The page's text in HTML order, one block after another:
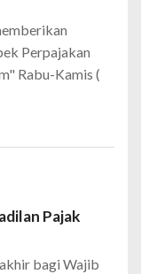
Perpajakan
Rabu-Kamis (
Pajak
bagi Wajib